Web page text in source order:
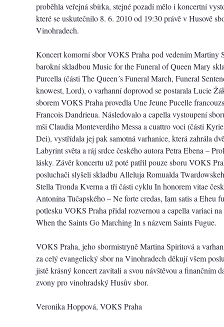
proběhla veřejná sbírka, stejné pozadí mělo i koncertní
které se uskutečnilo 8. 6. 2010 od 19:30 právě v Husově
Vinohradech.
Koncert komorní sbor VOKS Praha pod vedením Martiny
barokní skladbou Music for the Funeral of Queen Mary
Purcella (části The Queen´s Funeral March, Funeral
knowest, Lord), o varhanní doprovod se postarala Lucie
sborem VOKS Praha provedla Une Jeune Pucelle
Francois Dandrieua. Následovalo a capella vystoupení
mši Claudia Monteverdiho Messa a cuattro voci (části
Dei), vystřídala jej pak samotná varhanice, která zahrála
Labyrint světa a ráj srdce českého autora Petra Ebena –
lásky. Závěr koncertu už poté patřil pouze sboru VOKS
posluchači slyšeli skladbu Alleluja Romualda
Stella Tronda Kverna a tři části cyklu In honorem vitae
Antonína Tučapského – Ne forte credas, Iam satis a Eheu
potlesku VOKS Praha přidal rozvernou a capella variaci na
When the Saints Go Marching In s názvem Saints Fugue.
VOKS Praha, jeho sbormistryně Martina Spiritová a
za celý evangelický sbor na Vinohradech děkují všem
jistě krásný koncert zavítali a svou návštěvou a finančním
zvony pro vinohradský Husův sbor.
Veronika Hoppová, VOKS Praha